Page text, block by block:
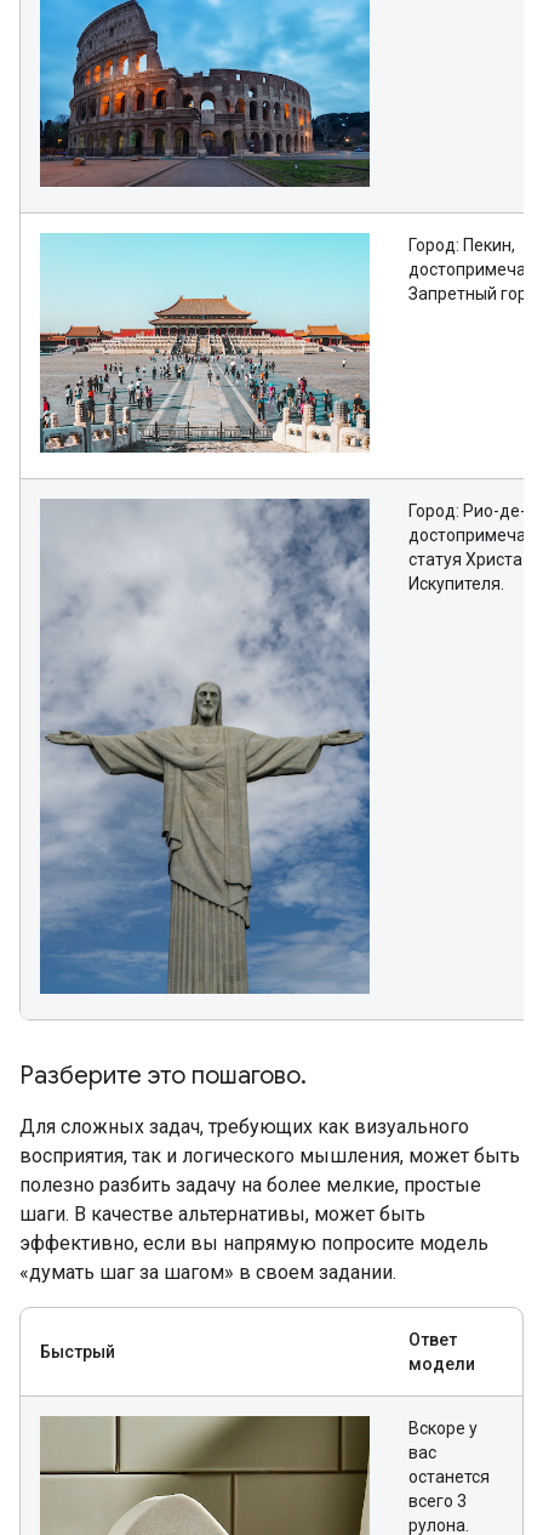
Город: Пекин,
Запретный
Город: Рио-де-
статуя Христа-
Искупителя.
Разберите это пошагово.
Для сложных задач, требующих как визуального
восприятия, так и логического мышления, может быть
полезно разбить задачу на более мелкие, простые
шаги. В качестве альтернативы, может быть
эффективно, если вы напрямую попросите модель
«думать шаг за шагом» в своем задании.
Быстрый
Ответ
модели
Вскоре у
вас
останется
всего 3
рулона.